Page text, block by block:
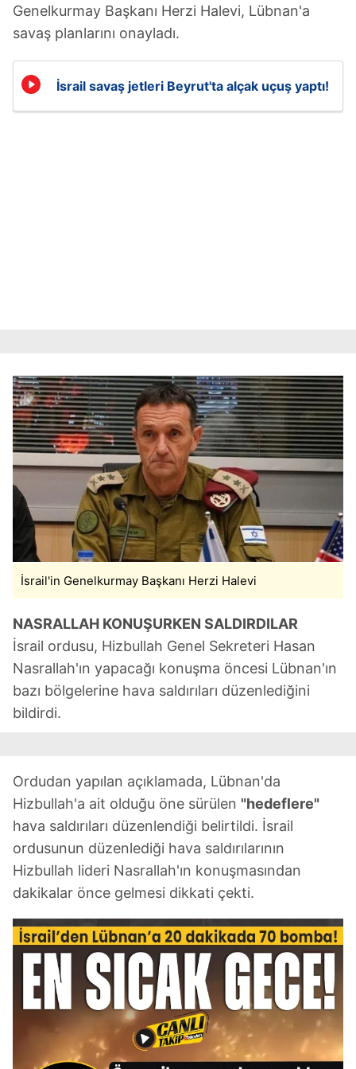
Genelkurmay Başkanı Herzi Halevi, Lübnan'a
savaş planlarını onayladı.
İsrail savaş jetleri Beyrut'ta alçak uçuş yaptı!
İsrail'in Genelkurmay Başkanı Herzi Halevi
NASRALLAH KONUŞURKEN SALDIRDILAR
İsrail ordusu, Hizbullah Genel Sekreteri Hasan
Nasrallah'ın yapacağı konuşma öncesi Lübnan'ın
bazı bölgelerine hava saldırıları düzenlediğini
bildirdi.
Ordudan yapılan açıklamada, Lübnan'da
Hizbullah'a ait olduğu öne sürülen "hedeflere"
hava saldırıları düzenlendiği belirtildi. İsrail
ordusunun düzenlediği hava saldırılarının
Hizbullah lideri Nasrallah'ın konuşmasından
dakikalar önce gelmesi dikkati çekti.